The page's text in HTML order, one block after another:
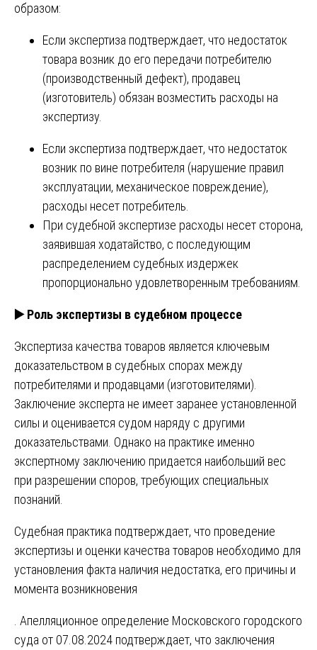
образом:
Если экспертиза подтверждает, что недостаток
товара возник до его передачи потребителю
(производственный дефект), продавец
(изготовитель) обязан возместить расходы на
экспертизу.
Если экспертиза подтверждает, что недостаток
возник по вине потребителя (нарушение правил
эксплуатации, механическое повреждение),
расходы несет потребитель.
При судебной экспертизе расходы несет сторона,
заявившая ходатайство, с последующим
распределением судебных издержек
пропорционально удовлетворенным требованиям.
▶️Роль экспертизы в судебном процессе
Экспертиза качества товаров является ключевым
доказательством в судебных спорах между
потребителями и продавцами (изготовителями).
Заключение эксперта не имеет заранее установленной
силы и оценивается судом наряду с другими
доказательствами. Однако на практике именно
экспертному заключению придается наибольший вес
при разрешении споров, требующих специальных
познаний.
Судебная практика подтверждает, что проведение
экспертизы и оценки качества товаров необходимо для
установления факта наличия недостатка, его причины и
момента возникновения
. Апелляционное определение Московского городского
суда от 07.08.2024 подтверждает, что заключения